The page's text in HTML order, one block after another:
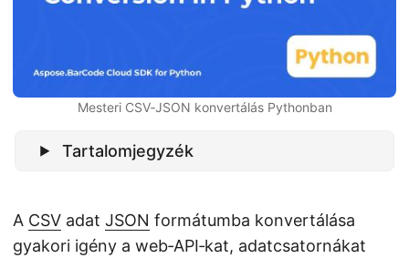
Mesteri CSV‑JSON konvertálás Pythonban
Tartalomjegyzék
A CSV adat JSON formátumba konvertálása
gyakori igény a web‑API‑kat, adatcsatornákat